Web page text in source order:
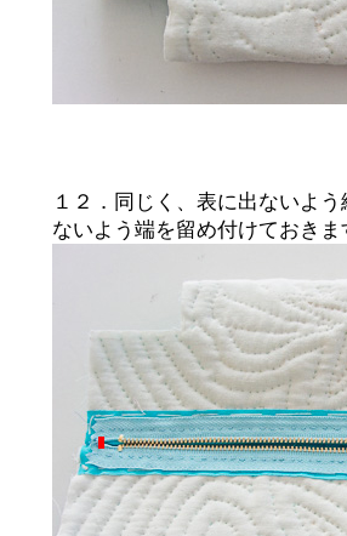
１２．同じく、表に出ないよ
ないよう端を留め付けておきま